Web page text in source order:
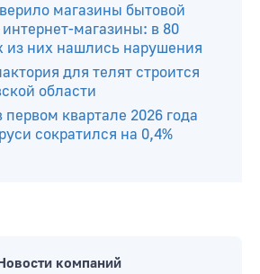
магазины бытовой
магазины: в 80
из них нашлись нарушения
для телят строится
области
первом квартале 2026 года
сократился на 0,4%
компаний